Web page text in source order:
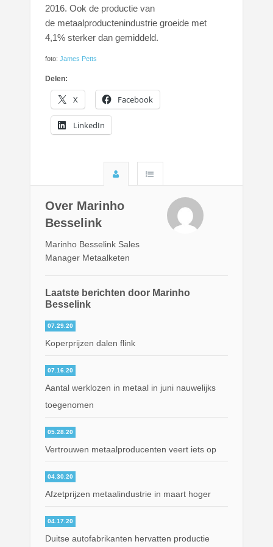
2016. Ook de productie van
de metaalproductenindustrie groeide met
4,1% sterker dan gemiddeld.
foto:James Petts
Delen:
X Facebook
LinkedIn
Over Marinho
Besselink
Marinho Besselink Sales
Manager Metaalketen
Laatste berichten door Marinho
Besselink
07.29.20
Koperprijzen dalen flink
07.16.20
Aantal werklozen in metaal in juni nauwelijks
toegenomen
05.28.20
Vertrouwen metaalproducenten veert iets op
04.30.20
Afzetprijzen metaalindustrie in maart hoger
04.17.20
Duitse autofabrikanten hervatten productie